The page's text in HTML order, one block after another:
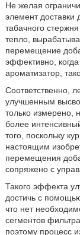
Не желая
элемент
табачного
тепло,
перемещение
эффективно,
ароматизатор,
Соответственно,
улучшенным
только измерено,
более
того, поскольку
настоящим
перемещения
сопряжено с
Такого эффекта
достичь с
что нет
сегментов
поэтому процесс